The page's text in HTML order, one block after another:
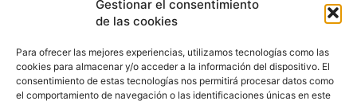
Gestionar el consentimiento
de las cookies
Para ofrecer las mejores experiencias, utilizamos tecnologías como las
cookies para almacenar y/o acceder a la información del dispositivo. El
consentimiento de estas tecnologías nos permitirá procesar datos como
el comportamiento de navegación o las identificaciones únicas en este
750 profesionales ‘top’
de las flotas
Redacción 16 de noviembre de 2016
La Ciudad Condal acoge hoy y durante toda la